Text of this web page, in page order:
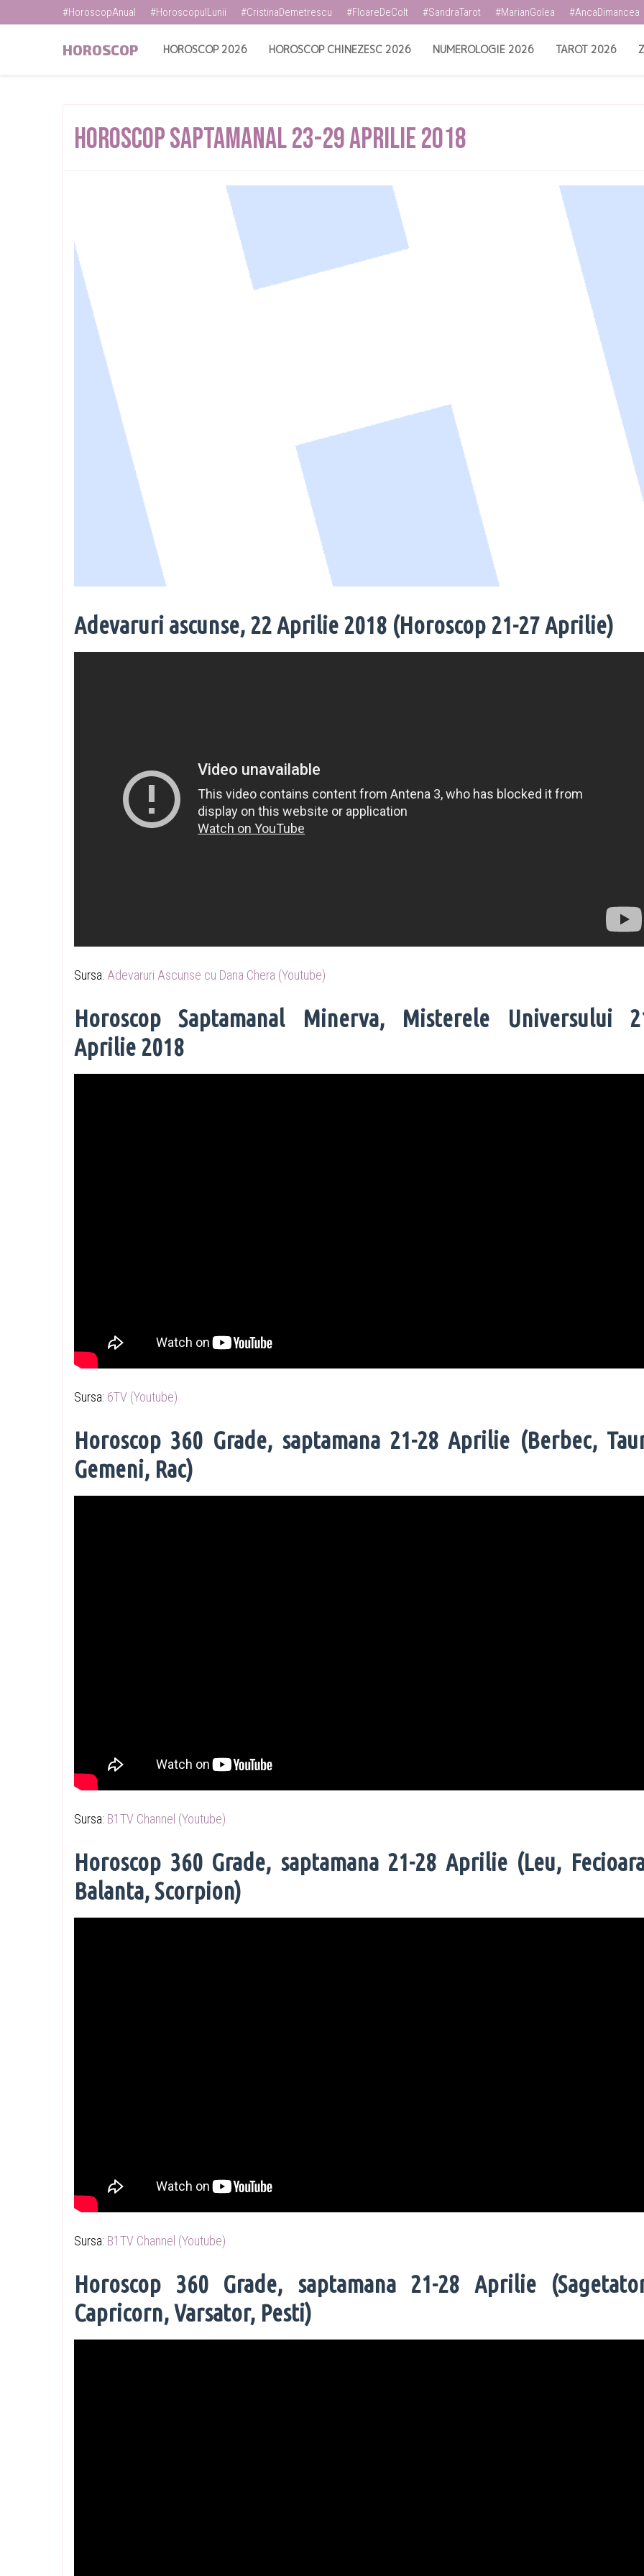
#HoroscopAnual #HoroscopulLunii #CristinaDemetrescu #FloareDeColt #SandraTarot #MarianGolea #AncaDimancea
HOROSCOP HOROSCOP 2026 HOROSCOP CHINEZESC 2026 NUMEROLOGIE 2026 TAROT 2026
Horoscop saptamanal 23-29 Aprilie 2018
Adevaruri ascunse, 22 Aprilie 2018 (Horoscop 21-27 Aprilie)
Sursa: Adevaruri Ascunse cu Dana Chera (Youtube)
Horoscop Saptamanal Minerva, Misterele Universului
Aprilie 2018
Sursa: 6TV (Youtube)
Horoscop 360 Grade, saptamana 21-28 Aprilie (Berbec,
Gemeni, Rac)
Sursa: B1TV Channel (Youtube)
Horoscop 360 Grade, saptamana 21-28 Aprilie (Leu,
Balanta, Scorpion)
Sursa: B1TV Channel (Youtube)
Horoscop 360 Grade, saptamana 21-28 Aprilie
Capricorn, Varsator, Pesti)